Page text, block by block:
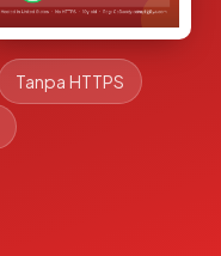
Tanpa HTTPS